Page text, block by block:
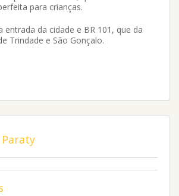
para crianças.
entrada da cidade e BR 101, que da
Trindade e São Gonçalo.